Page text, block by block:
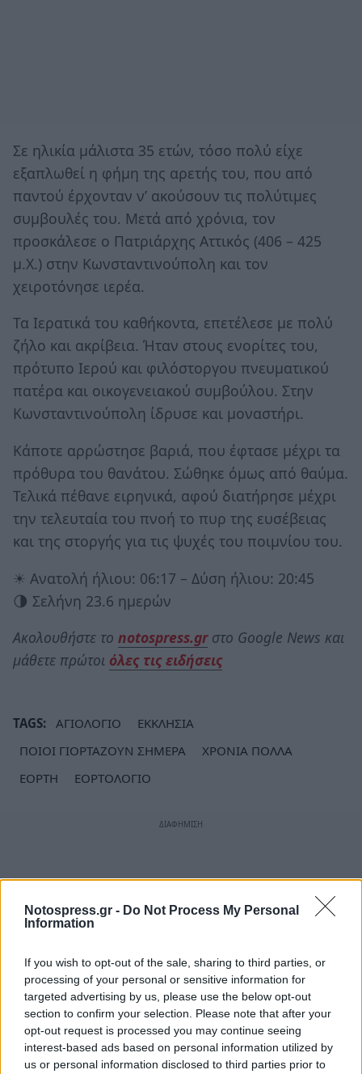
Notospress.gr - Do Not Process My Personal
Information
If you wish to opt-out of the sale, sharing to third parties, or
processing of your personal or sensitive information for
targeted advertising by us, please use the below opt-out
section to confirm your selection. Please note that after your
opt-out request is processed you may continue seeing
interest-based ads based on personal information utilized by
us or personal information disclosed to third parties prior to
Σε ηλικία μάλιστα 35 ετών, τόσο πολύ είχε
εξαπλωθεί η φήμη της αρετής του, που από
παντού έρχονταν ν’ ακούσουν τις πολύτιμες
συμβουλές του. Μετά από χρόνια, τον
προσκάλεσε ο Πατριάρχης Αττικός (406 – 425
μ.Χ.) στην Κωνσταντινούπολη και τον
χειροτόνησε ιερέα.
Τα Ιερατικά του καθήκοντα, επετέλεσε με πολύ
ζήλο και ακρίβεια. Ήταν στους ενορίτες του,
πρότυπο Ιερού και φιλόστοργου πνευματικού
πατέρα και οικογενειακού συμβούλου. Στην
Κωνσταντινούπολη ίδρυσε και μοναστήρι.
Κάποτε αρρώστησε βαριά, που έφτασε μέχρι τα
πρόθυρα του θανάτου. Σώθηκε όμως από θαύμα.
Τελικά πέθανε ειρηνικά, αφού διατήρησε μέχρι
την τελευταία του πνοή το πυρ της ευσέβειας
και της στοργής για τις ψυχές του ποιμνίου του.
☀ Ανατολή ήλιου: 06:17 – Δύση ήλιου: 20:45
🌗 Σελήνη 23.6 ημερών
Ακολουθήστε το notospress.grστο Google News και
μάθετε πρώτοι όλες τις ειδήσεις
TAGS: ΑΓΙΟΛΟΓΙΟ
ΕΚΚΛΗΣΙΑ
ΠΟΙΟΙ ΓΙΟΡΤΑΖΟΥΝ ΣΗΜΕΡΑ
ΧΡΟΝΙΑ ΠΟΛΛΑ
ΕΟΡΤΗ
ΕΟΡΤΟΛΟΓΙΟ